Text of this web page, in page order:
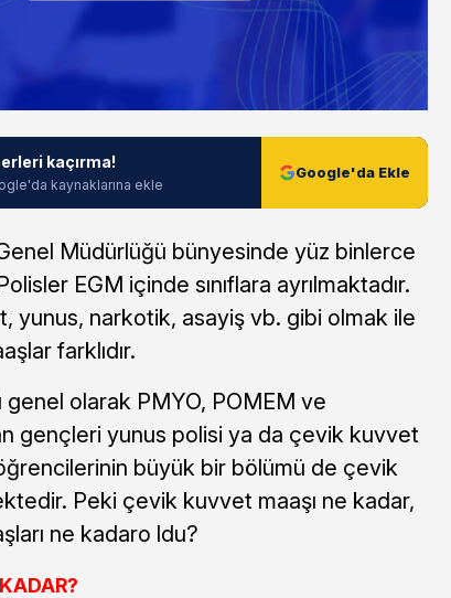
kaçırma!
kaynaklarına ekle
Google'da Ekle
Müdürlüğü bünyesinde yüz binlerce
EGM içinde sınıflara ayrılmaktadır.
yunus, narkotik, asayiş vb. gibi olmak ile
farklıdır.
olarak PMYO, POMEM ve
gençleri yunus polisi ya da çevik kuvvet
büyük bir bölümü de çevik
Peki çevik kuvvet maaşı ne kadar,
ne kadaro ldu?